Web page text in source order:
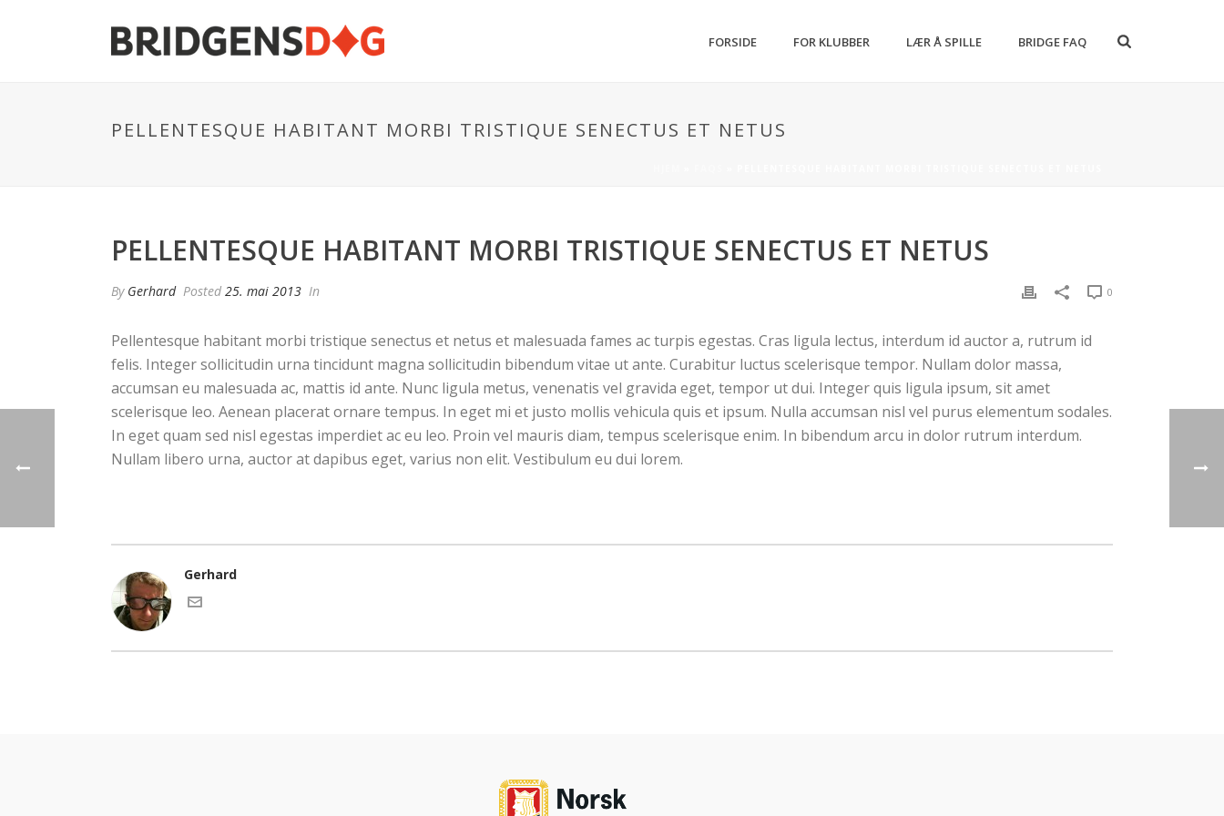
FORSIDE FOR KLUBBER LÆR Å SPILLE BRIDGE FAQ
PELLENTESQUE HABITANT MORBI TRISTIQUE SENECTUS ET NETUS
PELLENTESQUE HABITANT MORBI TRISTIQUE SENECTUS ET NETUS
By Gerhard Posted 25. mai 2013 In 0
Pellentesque habitant morbi tristique senectus et netus et malesuada fames ac turpis egestas. Cras ligula lectus, interdum id auctor a, rutrum id
felis. Integer sollicitudin urna tincidunt magna sollicitudin bibendum vitae ut ante. Curabitur luctus scelerisque tempor. Nullam dolor massa,
accumsan eu malesuada ac, mattis id ante. Nunc ligula metus, venenatis vel gravida eget, tempor ut dui. Integer quis ligula ipsum, sit amet
scelerisque leo. Aenean placerat ornare tempus. In eget mi et justo mollis vehicula quis et ipsum. Nulla accumsan nisl vel purus elementum sodales.
In eget quam sed nisl egestas imperdiet ac eu leo. Proin vel mauris diam, tempus scelerisque enim. In bibendum arcu in dolor rutrum interdum.
Nullam libero urna, auctor at dapibus eget, varius non elit. Vestibulum eu dui lorem.
Gerhard